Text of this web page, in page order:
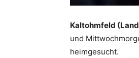
Kaltohmfeld
und
heimgesucht.